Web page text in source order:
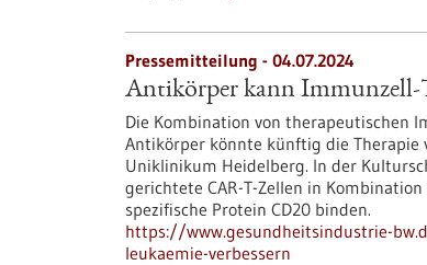
Pressemitteilung - 04.07.2024
Antikörper kann Immunzell-
Die Kombination von therapeutischen
Antikörper könnte künftig die Therapie
Uniklinikum Heidelberg. In der
gerichtete CAR-T-Zellen in
spezifische Protein CD20 binden.
https://www.gesundheitsindustrie-
leukaemie-verbessern